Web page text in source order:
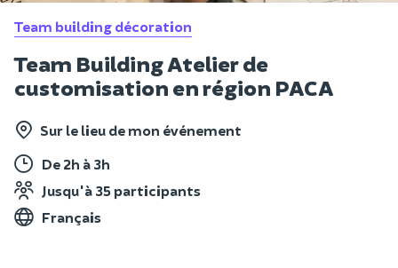
Team building décoration
Team Building Atelier de
customisation en région PACA
Sur le lieu de mon événement
De 2h à 3h
Jusqu'à 35 participants
Français